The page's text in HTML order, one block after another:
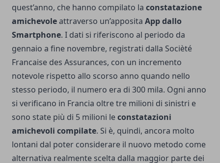
quest’anno, che hanno compilato la constatazione
amichevoleattraverso un’apposita App dallo
Smartphone. I dati si riferiscono al periodo da
gennaio a fine novembre, registrati dalla Socièté
Francaise des Assurances, con un incremento
notevole rispetto allo scorso anno quando nello
stesso periodo, il numero era di 300 mila. Ogni anno
si verificano in Francia oltre tre milioni di sinistri e
sono state più di 5 milioni leconstatazioni
amichevoli compilate. Si è, quindi, ancora molto
lontani dal poter considerare il nuovo metodo come
alternativa realmente scelta dalla maggior parte dei